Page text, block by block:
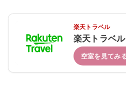
楽天トラベル
楽天トラベル
空室を見てみ